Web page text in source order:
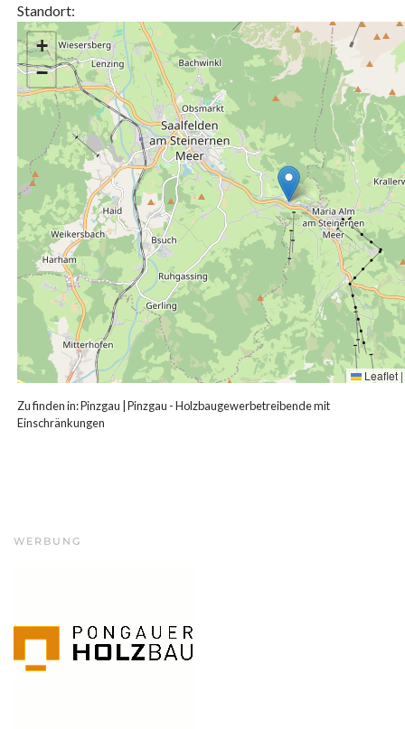
Standort:
+
−
Leaflet |
Zu finden in:Pinzgau |Pinzgau - Holzbaugewerbetreibende mit
Einschränkungen
WERBUNG